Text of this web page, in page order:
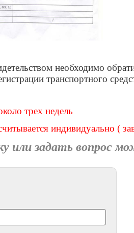
необходимо
транспортного
трех недель
индивидуально (
или задать вопрос